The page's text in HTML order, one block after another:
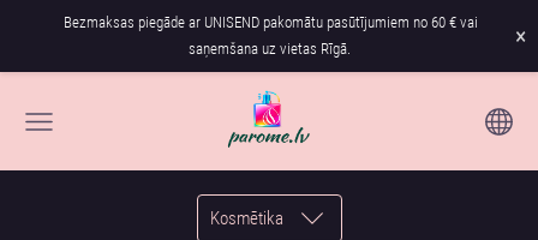
Bezmaksas piegāde ar UNISEND pakomātu pasūtījumiem no 60 € vai
saņemšana uz vietas Rīgā.
×
Kosmētika